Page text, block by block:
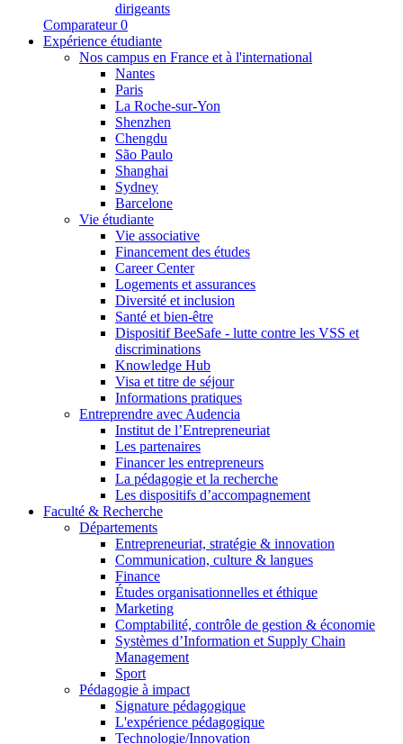
dirigeants
Comparateur 0
Expérience étudiante
Nos campus en France et à l'international
Nantes
Paris
La Roche-sur-Yon
Shenzhen
Chengdu
São Paulo
Shanghai
Sydney
Barcelone
Vie étudiante
Vie associative
Financement des études
Career Center
Logements et assurances
Diversité et inclusion
Santé et bien-être
Dispositif BeeSafe - lutte contre les VSS et
discriminations
Knowledge Hub
Visa et titre de séjour
Informations pratiques
Entreprendre avec Audencia
Institut de l’Entrepreneuriat
Les partenaires
Financer les entrepreneurs
La pédagogie et la recherche
Les dispositifs d’accompagnement
Faculté & Recherche
Départements
Entrepreneuriat, stratégie & innovation
Communication, culture & langues
Finance
Études organisationnelles et éthique
Marketing
Comptabilité, contrôle de gestion & économie
Systèmes d’Information et Supply Chain
Management
Sport
Pédagogie à impact
Signature pédagogique
L'expérience pédagogique
Technologie/Innovation